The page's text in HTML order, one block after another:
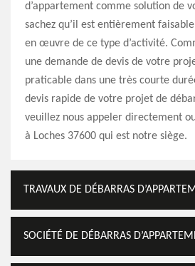
d’appartement comme solution de
sachez qu’il est entièrement
en œuvre de ce type d’activité.
une demande de devis de votre
praticable dans une très courte
devis rapide de votre projet de
veuillez nous appeler directement
à Loches 37600 qui est notre siège.
TRAVAUX DE DÉBARRAS
SOCIÉTÉ DE DÉBARRAS